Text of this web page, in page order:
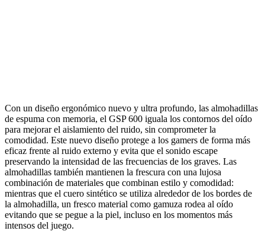
Con un diseño ergonómico nuevo y ultra profundo, las almohadillas
de espuma con memoria, el GSP 600 iguala los contornos del oído
para mejorar el aislamiento del ruido, sin comprometer la
comodidad. Este nuevo diseño protege a los gamers de forma más
eficaz frente al ruido externo y evita que el sonido escape
preservando la intensidad de las frecuencias de los graves. Las
almohadillas también mantienen la frescura con una lujosa
combinación de materiales que combinan estilo y comodidad:
mientras que el cuero sintético se utiliza alrededor de los bordes de
la almohadilla, un fresco material como gamuza rodea al oído
evitando que se pegue a la piel, incluso en los momentos más
intensos del juego.